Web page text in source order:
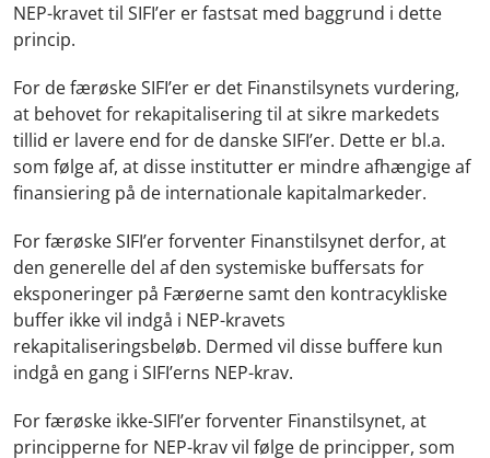
NEP-kravet til SIFI’er er fastsat med baggrund i dette
princip.
For de færøske SIFI’er er det Finanstilsynets vurdering,
at behovet for rekapitalisering til at sikre markedets
tillid er lavere end for de danske SIFI’er. Dette er bl.a.
som følge af, at disse institutter er mindre afhængige af
finansiering på de internationale kapitalmarkeder.
For færøske SIFI’er forventer Finanstilsynet derfor, at
den generelle del af den systemiske buffersats for
eksponeringer på Færøerne samt den kontracykliske
buffer ikke vil indgå i NEP-kravets
rekapitaliseringsbeløb. Dermed vil disse buffere kun
indgå en gang i SIFI’erns NEP-krav.
For færøske ikke-SIFI’er forventer Finanstilsynet, at
principperne for NEP-krav vil følge de principper, som